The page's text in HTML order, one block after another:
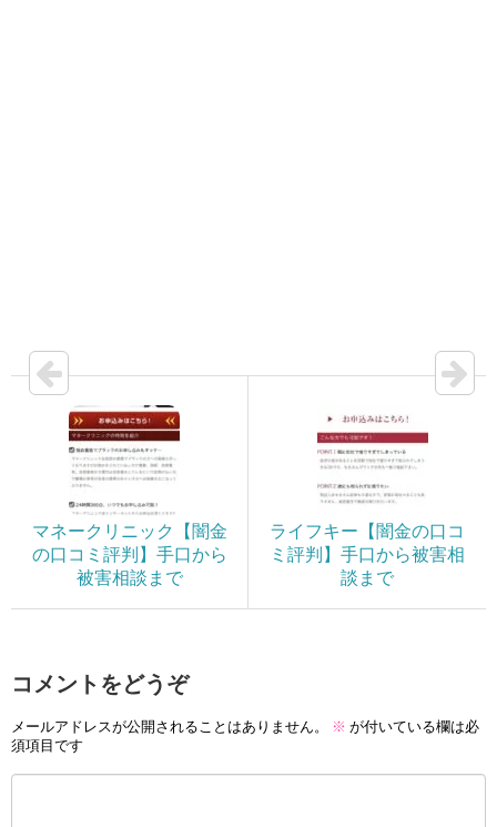
マネークリニック【闇金
の口コミ評判】手口から
被害相談まで
ライフキー【闇金の口コ
ミ評判】手口から被害相
談まで
コメントをどうぞ
メールアドレスが公開されることはありません。 ※ が付いている欄は必
須項目です